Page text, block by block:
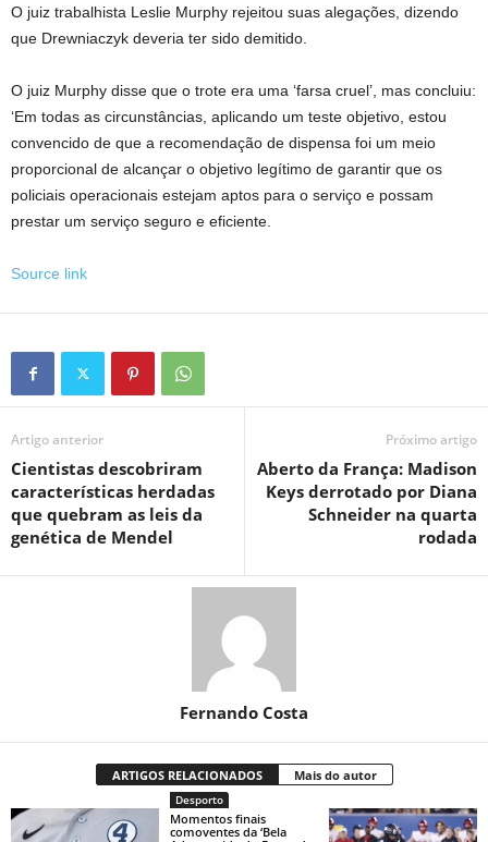
O juiz trabalhista Leslie Murphy rejeitou suas alegações, dizendo
que Drewniaczyk deveria ter sido demitido.
O juiz Murphy disse que o trote era uma ‘farsa cruel’, mas concluiu:
‘Em todas as circunstâncias, aplicando um teste objetivo, estou
convencido de que a recomendação de dispensa foi um meio
proporcional de alcançar o objetivo legítimo de garantir que os
policiais operacionais estejam aptos para o serviço e possam
prestar um serviço seguro e eficiente.
Source link
Artigo anterior
Cientistas descobriram
características herdadas
que quebram as leis da
genética de Mendel
Próximo artigo
Aberto da França: Madison
Keys derrotado por Diana
Schneider na quarta
rodada
Fernando Costa
ARTIGOS RELACIONADOS Mais do autor
Desporto
Momentos finais
comoventes da ‘Bela